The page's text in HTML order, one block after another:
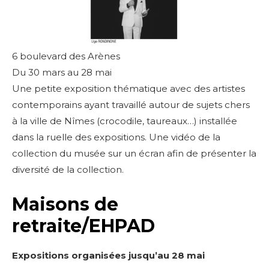
6 boulevard des Arènes
Du 30 mars au 28 mai
Une petite exposition thématique avec des artistes
contemporains ayant travaillé autour de sujets chers
à la ville de Nîmes (crocodile, taureaux…) installée
dans la ruelle des expositions. Une vidéo de la
collection du musée sur un écran afin de présenter la
diversité de la collection.
Maisons de
retraite/EHPAD
Expositions organisées jusqu’au 28 mai